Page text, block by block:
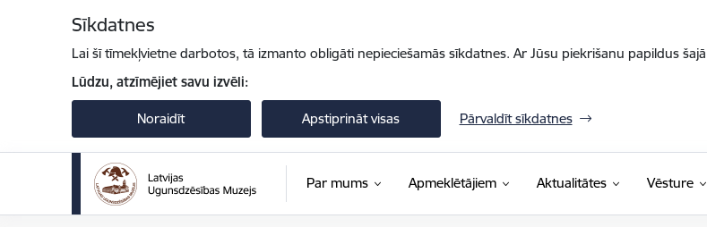
Sīkdatnes
Lai šī tīmekļvietne darbotos, tā izmanto obligāti nepieciešamās sīkdatnes. Ar Jūsu piekrišanu papildus
Lūdzu, atzīmējiet savu izvēli:
Noraidīt Apstiprināt visas Pārvaldīt sīkdatnes
Par mums Apmeklētājiem Aktualitātes Vēsture